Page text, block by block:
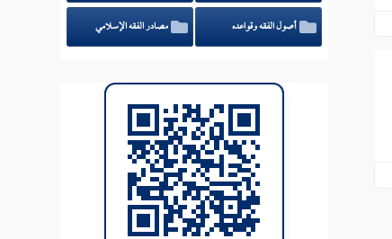
أصول الفقه وقواعده مصادر الفقه الإسلامي